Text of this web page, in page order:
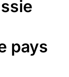
pays